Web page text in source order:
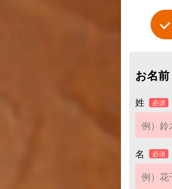
お名前
姓
必須
名 必須